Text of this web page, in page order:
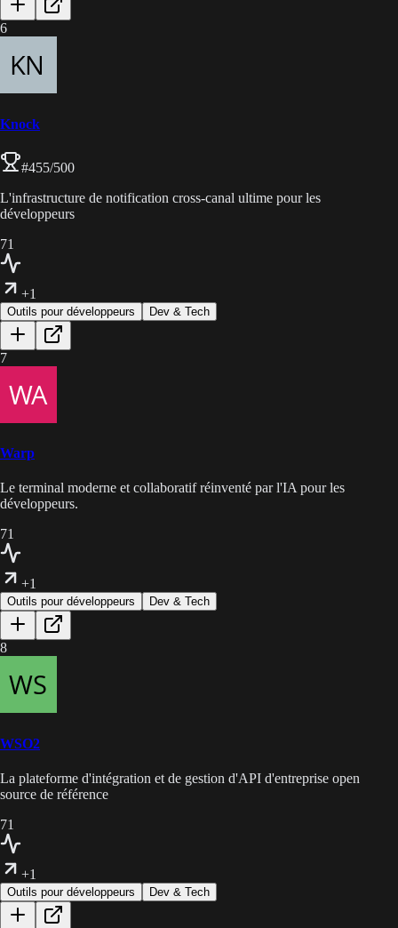
6
Knock
#455/500
L'infrastructure de notification cross-canal ultime pour les
développeurs
71
+1
Outils pour développeurs Dev & Tech
7
Warp
Le terminal moderne et collaboratif réinventé par l'IA pour les
développeurs.
71
+1
Outils pour développeurs Dev & Tech
8
WSO2
La plateforme d'intégration et de gestion d'API d'entreprise open
source de référence
71
+1
Outils pour développeurs Dev & Tech